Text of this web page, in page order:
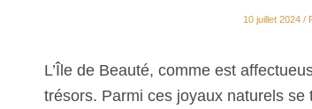
10 juillet 2024 /
L’Île de Beauté, comme est
trésors. Parmi ces joyaux naturels